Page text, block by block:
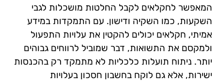
המאפשר לחקלאים לקבל החלטות מושכלות לגבי
השקעות, כמו השקיה ודישון. עם התמקדות במידע
אמיתי, חקלאים יכולים להקטין את עלויות התפעול
ולמקסם את התשואות, דבר שמוביל לרווחים גבוהים
יותר. ניתוח תועלות כלכליות לא מתמקד רק בהכנסות
ישירות, אלא גם לוקח בחשבון חסכון בעלויות